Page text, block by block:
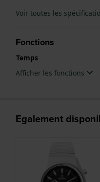
Voir toutes les
Fonctions
Temps
Afficher les fonctions
Egalement